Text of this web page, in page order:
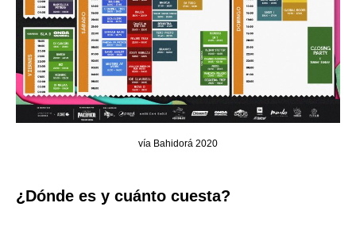
vía Bahidorá 2020
¿Dónde es y cuánto cuesta?